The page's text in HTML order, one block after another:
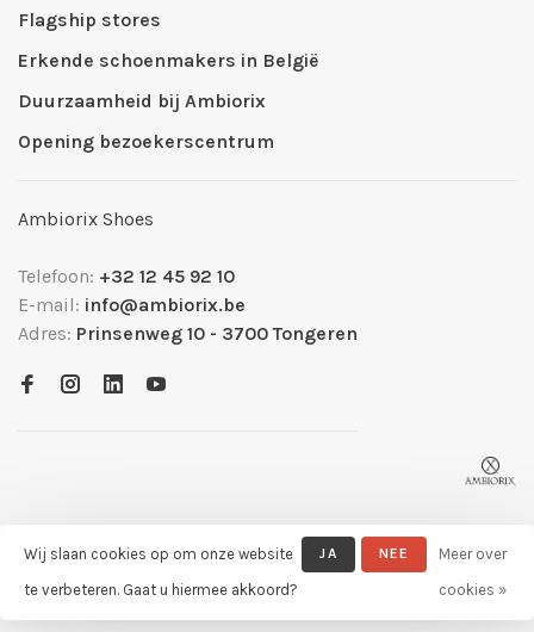
Flagship stores
Erkende schoenmakers in België
Duurzaamheid bij Ambiorix
Opening bezoekerscentrum
Ambiorix Shoes
Telefoon: +32 12 45 92 10
E-mail: info@ambiorix.be
Adres: Prinsenweg 10 - 3700 Tongeren
© Copyright 2026 Ambiorix Official Shop Lightspeed
Wij slaan cookies op om onze website
te verbeteren. Gaat u hiermee akkoord?
JA NEE
Meer over
cookies »